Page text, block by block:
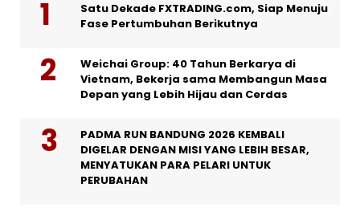
Satu Dekade FXTRADING.com, Siap Menuju
Fase Pertumbuhan Berikutnya
Weichai Group: 40 Tahun Berkarya di
Vietnam, Bekerja sama Membangun Masa
Depan yang Lebih Hijau dan Cerdas
PADMA RUN BANDUNG 2026 KEMBALI
DIGELAR DENGAN MISI YANG LEBIH BESAR,
MENYATUKAN PARA PELARI UNTUK
PERUBAHAN